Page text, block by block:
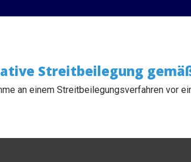
Streitbeilegung gemäß
an einem Streitbeilegungsverfahren vor